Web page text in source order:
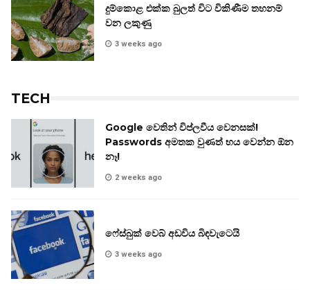
දුම්කොළ එක්ක බුලත් විට විකිණීම තහනම්
වන ලකුණු
3 weeks ago
TECH
Google වෙතින් විප්ලවීය වෙනසක්!
Passwords අමතක වුණත් භය වෙන්න ඕන
නෑ!
2 weeks ago
ෆේස්බුක් වෙබ් අඩවිය බිඳවැටෙයි
3 weeks ago